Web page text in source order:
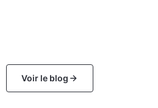
Voir le blog